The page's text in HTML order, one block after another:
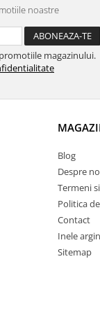
noastre
magazinului.
Blog
Despre
Termeni
Politica
Contact
Inele
Sitemap